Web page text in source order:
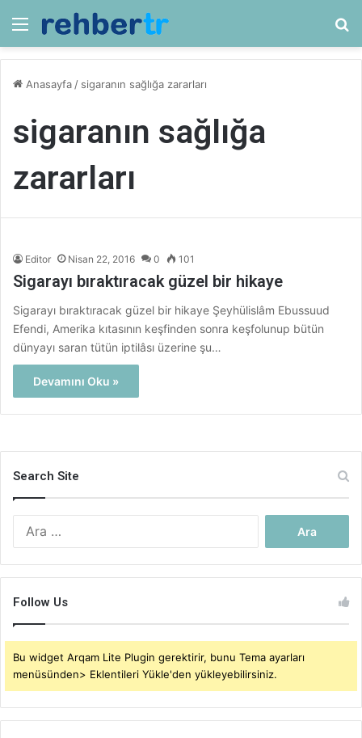
Menü
Anasayfa / sigaranın sağlığa zararları
sigaranın sağlığa
zararları
Editor Nisan 22, 2016 0 101
Sigarayı bıraktıracak güzel bir hikaye
Sigarayı bıraktıracak güzel bir hikaye Şeyhülislâm Ebussuud
Efendi, Amerika kıtasının keşfinden sonra keşfolunup bütün
dünyayı saran tütün iptilâsı üzerine şu…
Devamını Oku »
Search Site
Follow Us
Bu widget Arqam Lite Plugin gerektirir, bunu Tema ayarları
menüsünden> Eklentileri Yükle'den yükleyebilirsiniz.